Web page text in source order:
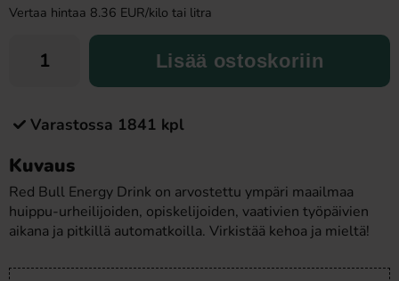
Vertaa hintaa 8.36 EUR/kilo tai litra
Lisää ostoskoriin
Varastossa 1841 kpl
Kuvaus
Red Bull Energy Drink on arvostettu ympäri maailmaa
huippu-urheilijoiden, opiskelijoiden, vaativien työpäivien
aikana ja pitkillä automatkoilla. Virkistää kehoa ja mieltä!